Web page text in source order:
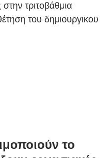
τριτοβάθμια
του δημιουργικου
το